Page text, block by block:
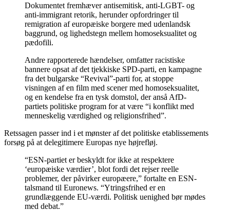
Dokumentet fremhæver antisemitisk, anti-LGBT- og
anti-immigrant retorik, herunder opfordringer til
remigration af europæiske borgere med udenlandsk
baggrund, og lighedstegn mellem homoseksualitet og
pædofili.
Andre rapporterede hændelser, omfatter racistiske
bannere opsat af det tjekkiske SPD-parti, en kampagne
fra det bulgarske “Revival”-parti for, at stoppe
visningen af ​​en film med scener med homoseksualitet,
og en kendelse fra en tysk domstol, der anså AfD-
partiets politiske program for at være “i konflikt med
menneskelig værdighed og religionsfrihed”.
Retssagen passer ind i et mønster af det politiske etablissements
forsøg på at delegitimere Europas nye højrefløj.
“ESN-partiet er beskyldt for ikke at respektere
‘europæiske værdier’, blot fordi det rejser reelle
problemer, der påvirker europæere,” fortalte en ESN-
talsmand til Euronews. “Ytringsfrihed er en
grundlæggende EU-værdi. Politisk uenighed bør mødes
med debat.”